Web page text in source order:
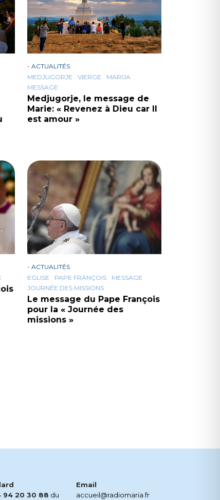
- ACTUALITÉS
MEDJUGORJE
VIERGE
MARIJA
MESSAGE
Medjugorje, le message de
Marie: « Revenez à Dieu car Il
est amour »
- ACTUALITÉS
EGLISE
PAPE FRANÇOIS
MESSAGE
JOURNÉE DES MISSIONS
Le message du Pape François
pour la « Journée des
missions »
94 20 30 88 du
Email
accueil@radiomaria.fr